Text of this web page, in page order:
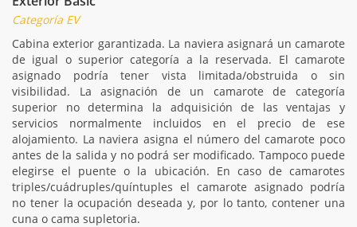
Categoría EV
Cabina exterior garantizada. La naviera asignará un camarote
de igual o superior categoría a la reservada. El camarote
asignado podría tener vista limitada/obstruida o sin
visibilidad. La asignación de un camarote de categoría
superior no determina la adquisición de las ventajas y
servicios normalmente incluidos en el precio de ese
alojamiento. La naviera asigna el número del camarote poco
antes de la salida y no podrá ser modificado. Tampoco puede
elegirse el puente o la ubicación. En caso de camarotes
triples/cuádruples/quíntuples el camarote asignado podría
no tener la ocupación deseada y, por lo tanto, contener una
cuna o cama supletoria.